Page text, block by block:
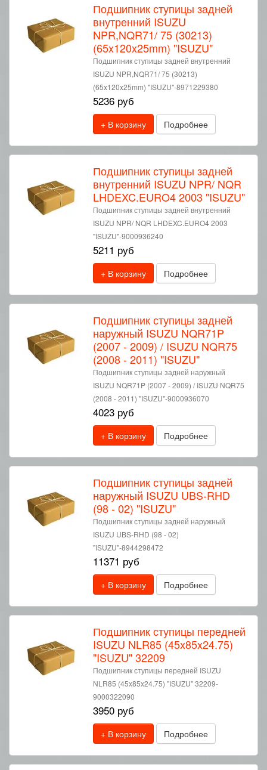
Подшипник ступицы задней
внутренний ISUZU
NPR,NQR71/ 75 (30213)
(65x120x25mm) "ISUZU"
Подшипник ступицы задней внутренний
ISUZU NPR,NQR71/ 75 (30213)
(65x120x25mm) "ISUZU"-8971229380
5236 руб
+ В корзину Подробнее
Подшипник ступицы задней
внутренний ISUZU NPR/ NQR
LHDEXC.EURO4 2003 "ISUZU"
Подшипник ступицы задней внутренний
ISUZU NPR/ NQR LHDEXC.EURO4 2003
"ISUZU"-9000936240
5211 руб
+ В корзину Подробнее
Подшипник ступицы задней
наружный ISUZU NQR71P
(2007 - 2009) / ISUZU NQR75
(2008 - 2011) "ISUZU"
Подшипник ступицы задней наружный
ISUZU NQR71P (2007 - 2009) / ISUZU NQR75
(2008 - 2011) "ISUZU"-9000936070
4023 руб
+ В корзину Подробнее
Подшипник ступицы задней
наружный ISUZU UBS-RHD
(98 - 02) "ISUZU"
Подшипник ступицы задней наружный
ISUZU UBS-RHD (98 - 02)
"ISUZU"-8944298472
11371 руб
+ В корзину Подробнее
Подшипник ступицы передней
ISUZU NLR85 (45x85x24.75)
"ISUZU" 32209
Подшипник ступицы передней ISUZU
NLR85 (45x85x24.75) "ISUZU" 32209-
9000322090
3950 руб
+ В корзину Подробнее